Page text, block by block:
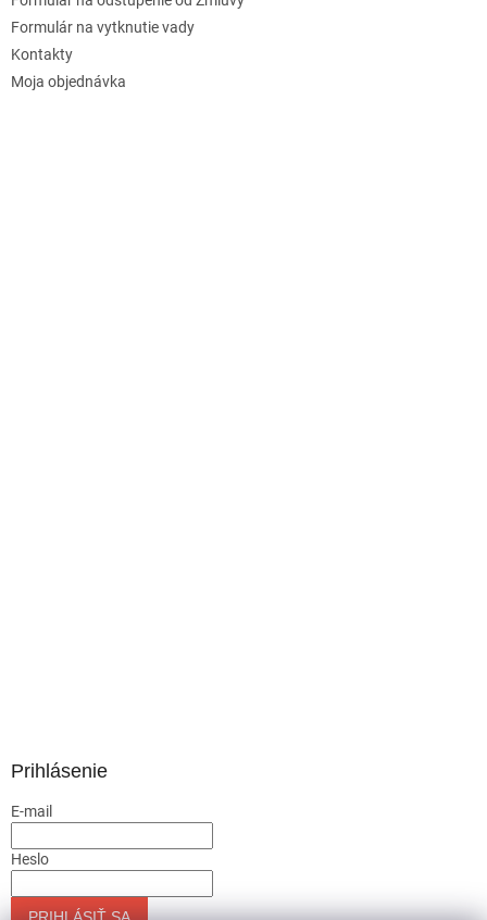
Formulár na vytknutie vady
Kontakty
Moja objednávka
Prihlásenie
E-mail
Heslo
PRIHLÁSIŤ SA